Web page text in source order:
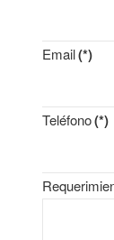
Email(*)
Teléfono(*)